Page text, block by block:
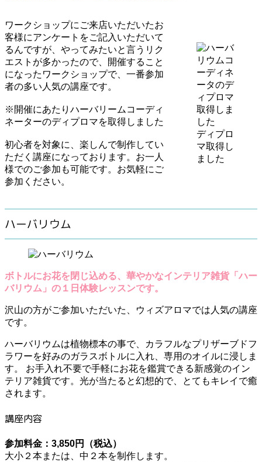
ワークショップにご来店いただいたお
客様にアンケートをご記入いただいて
るんですが、やってみたいと言うリク
エストが多かったので、開催すること
になったワークショップで、一番参加
者の多い人気の講座です。
※開催にあたりハーバリームコーディ
ネーターのディプロマを取得しました
初心者を対象に、楽しんで制作してい
ただく講座になっております。お一人
様でのご参加も可能です。お気軽にご
参加ください。
ディプロ
マ取得し
ました
ハーバリウム
ボトルにお花を閉じ込める、華やかなインテリア雑貨「ハー
バリウム」の１日体験レッスンです。
沢山の方がご参加いただいた、ウィズアロマでは人気の講座
です。
ハーバリウムは植物標本の事で、カラフルなプリザーブドフ
ラワーを好みのガラスボトルに入れ、専用のオイルに浸しま
す。 お手入れ不要で手軽にお花を鑑賞できる新感覚のイン
テリア雑貨です。光が当たると幻想的で、とてもキレイで癒
されます。
講座内容
参加料金：3,850円（税込）
大小２本または、中２本を制作します。